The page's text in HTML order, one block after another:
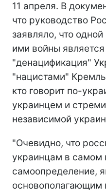
11 апреля. В
что руководство
заявляло, что
ими войны
"денацификация"
"нацистами"
кто говорит по-
украинцем и
независимой
"Очевидно, что
украинцам в самом
самоопределение,
основополагающим